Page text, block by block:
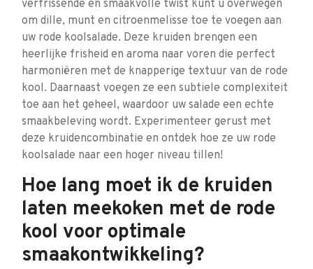
verfrissende en smaakvolle twist kunt u overwegen
om dille, munt en citroenmelisse toe te voegen aan
uw rode koolsalade. Deze kruiden brengen een
heerlijke frisheid en aroma naar voren die perfect
harmoniëren met de knapperige textuur van de rode
kool. Daarnaast voegen ze een subtiele complexiteit
toe aan het geheel, waardoor uw salade een echte
smaakbeleving wordt. Experimenteer gerust met
deze kruidencombinatie en ontdek hoe ze uw rode
koolsalade naar een hoger niveau tillen!
Hoe lang moet ik de kruiden
laten meekoken met de rode
kool voor optimale
smaakontwikkeling?